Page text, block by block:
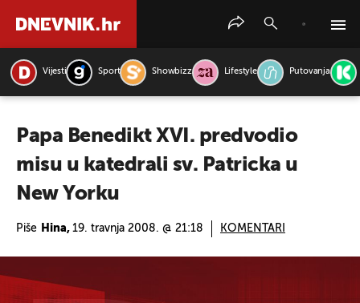
Vijesti Sport Showbizz Lifestyle Putovanja
Papa Benedikt XVI. predvodio
misu u katedrali sv. Patricka u
New Yorku
Piše Hina, 19. travnja 2008. @ 21:18 KOMENTARI
PRETRAŽITE VIJESTI